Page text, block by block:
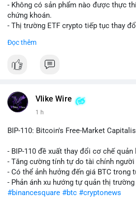
- Không có sản phẩm nào được thực
chứng khoán.
- Thị trường ETF crypto tiếp tục thay
📰 Nguồn: CoinDesk
Đọc thêm
Vlike Wire
1 h
BIP-110: Bitcoin's Free-Market
- BIP-110 đề xuất thay đổi cơ chế
- Tăng cường tính tự do tài chính người
- Có thể ảnh hưởng đến giá BTC trong
- Phản ánh xu hướng tự quản thị
#binancesquare #btc #cryptonews